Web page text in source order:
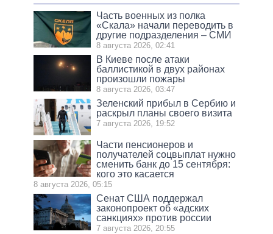
Часть военных из полка
«Скала» начали переводить в
другие подразделения – СМИ
8 августа 2026, 02:41
В Киеве после атаки
баллистикой в двух районах
произошли пожары
8 августа 2026, 03:47
Зеленский прибыл в Сербию и
раскрыл планы своего визита
7 августа 2026, 19:52
Части пенсионеров и
получателей соцвыплат нужно
сменить банк до 15 сентября:
кого это касается
8 августа 2026, 05:15
Сенат США поддержал
законопроект об «адских
санкциях» против россии
7 августа 2026, 20:55